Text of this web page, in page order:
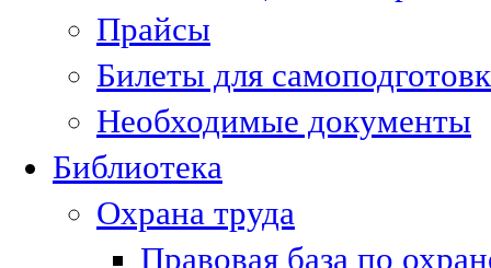
Прайсы
Билеты для
Необходимые документы
Библиотека
Охрана труда
Правовая база по